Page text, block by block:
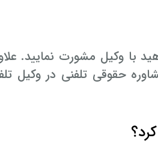
با وکیل مشورت نمایید.
حقوقی تلفنی در وکیل